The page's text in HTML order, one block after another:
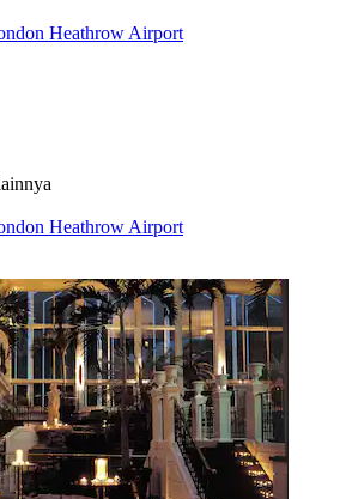
Heathrow Airport
Heathrow Airport